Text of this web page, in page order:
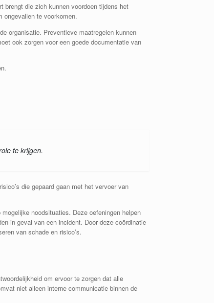
brengt die zich kunnen voordoen tijdens het
ongevallen te voorkomen.
organisatie. Preventieve maatregelen kunnen
ook zorgen voor een goede documentatie van
te krijgen.
die gepaard gaan met het vervoer van
noodsituaties. Deze oefeningen helpen
in geval van een incident. Door deze coördinatie
van schade en risico’s.
om ervoor te zorgen dat alle
niet alleen interne communicatie binnen de